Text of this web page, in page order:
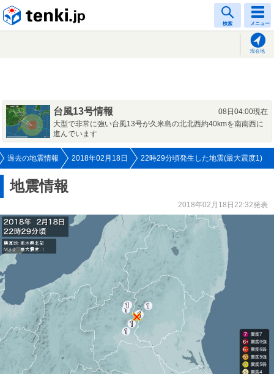
検索 メニュー
現在地
台風13号情報
08日04:00現在
大型で非常に強い台風13号が久米島の北北西約40kmを南南西に
進んでいます
過去の地震情報 2018年02月18日 22時29分頃発生した地震(最大震度1)
地震情報
2018年02月18日22:32発表